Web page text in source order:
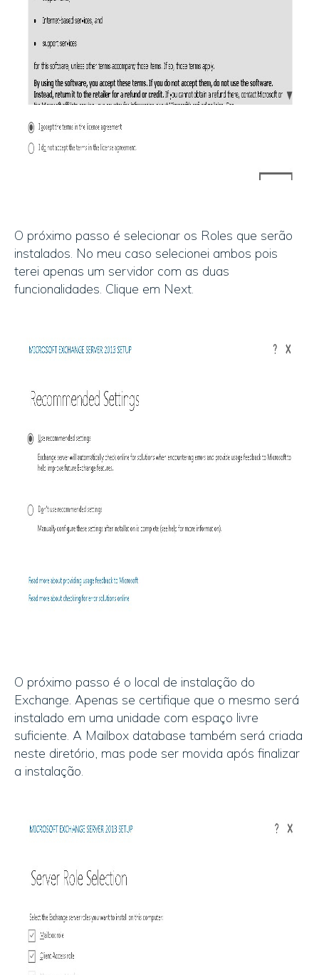
O próximo passo é selecionar os Roles que serão
instalados. No meu caso selecionei ambos pois
terei apenas um servidor com as duas
funcionalidades. Clique em Next.
O próximo passo é o local de instalação do
Exchange. Apenas se certifique que o mesmo será
instalado em uma unidade com espaço livre
suficiente. A Mailbox database também será criada
neste diretório, mas pode ser movida após finalizar
a instalação.